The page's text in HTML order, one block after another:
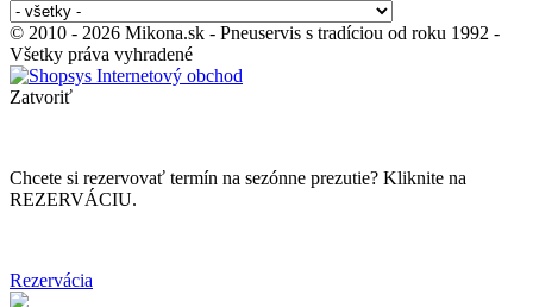
© 2010 - 2026 Mikona.sk - Pneuservis s tradíciou od roku 1992 -
Všetky práva vyhradené
Zatvoriť
Chcete si rezervovať termín na sezónne prezutie? Kliknite na
REZERVÁCIU.
Rezervácia